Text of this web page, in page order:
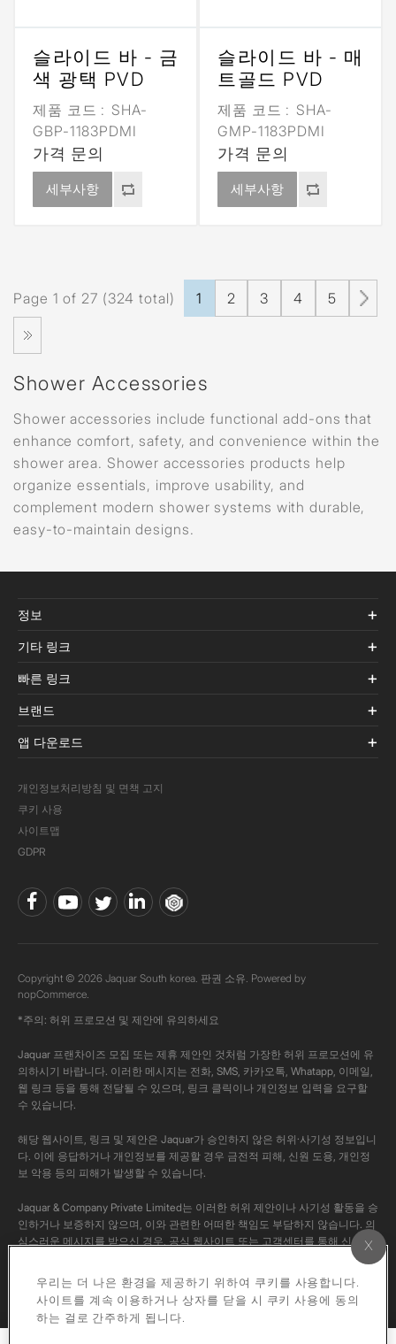
슬라이드 바 - 금
색 광택 PVD
제품 코드 : SHA-
GBP-1183PDMI
가격 문의
세부사항
슬라이드 바 - 매
트골드 PVD
제품 코드 : SHA-
GMP-1183PDMI
가격 문의
세부사항
Page 1 of 27 (324 total) 1 2 3 4 5
Shower Accessories
Shower accessories include functional add-ons that
enhance comfort, safety, and convenience within the
shower area. Shower accessories products help
organize essentials, improve usability, and
complement modern shower systems with durable,
easy-to-maintain designs.
정보
기타 링크
빠른 링크
브랜드
앱 다운로드
개인정보처리방침 및 면책 고지
쿠키 사용
사이트맵
GDPR
Copyright © 2026 Jaquar South korea. 판권 소유. Powered by
nopCommerce.
*주의: 허위 프로모션 및 제안에 유의하세요
Jaquar 프랜차이즈 모집 또는 제휴 제안인 것처럼 가장한 허위 프로모션에 유
의하시기 바랍니다. 이러한 메시지는 전화, SMS, 카카오톡, Whatapp, 이메일,
웹 링크 등을 통해 전달될 수 있으며, 링크 클릭이나 개인정보 입력을 요구할
수 있습니다.
해당 웹사이트, 링크 및 제안은 Jaquar가 승인하지 않은 허위·사기성 정보입니
다. 이에 응답하거나 개인정보를 제공할 경우 금전적 피해, 신원 도용, 개인정
보 악용 등의 피해가 발생할 수 있습니다.
Jaquar & Company Private Limited는 이러한 허위 제안이나 사기성 활동을 승
인하거나 보증하지 않으며, 이와 관련한 어떠한 책임도 부담하지 않습니다. 의
심스러운 메시지를 받으신 경우, 공식 웹사이트 또는 고객센터를 통해 신고해
본 채널의 모든 콘텐츠는 Jaquar의 공식 콘텐츠입니다. 저작권법에 따라 해당
영상을 개인 계정에 다운로드하거나 재업로드하는 행위는 엄격히 금지됩니다.
우리는 더 나은 환경을 제공하기 위하여 쿠키를 사용합니다.
사이트를 계속 이용하거나 상자를 닫을 시 쿠키 사용에 동의
하는 걸로 간주하게 됩니다.